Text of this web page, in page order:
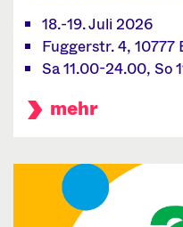
18.-19. Juli 2026
Fuggerstr. 4,
Sa 11.00-24.00, So
mehr